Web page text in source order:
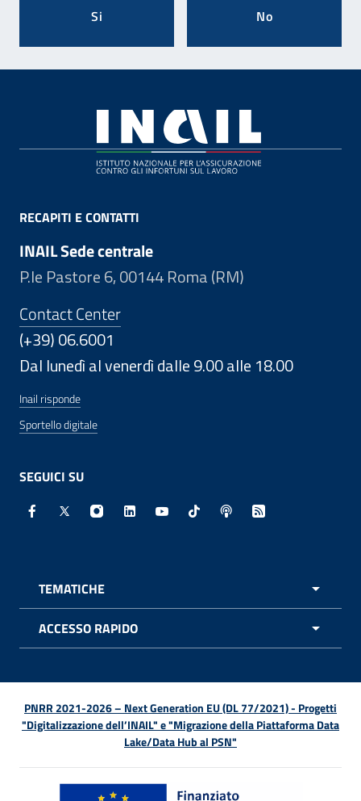
Si No
RECAPITI E CONTATTI
INAIL Sede centrale
P.le Pastore 6, 00144 Roma (RM)
Contact Center
(+39) 06.6001
Dal lunedì al venerdì dalle 9.00 alle 18.00
Inail risponde
Sportello digitale
SEGUICI SU
Facebook - Sito esterno - Apertura in nuova finestra
X - Sito esterno - Apertura in nuova finestra
Instagram - Sito esterno - Apertura in
Linkedin - Sito esterno - Apertura in
Youtube - Sito esterno -
TikTok - Sito esterno -
Spreaker - Sito
Feed RSS -
TEMATICHE
ACCESSO RAPIDO
PNRR 2021-2026 – Next Generation EU (DL 77/2021) - Progetti
"Digitalizzazione dell’INAIL" e "Migrazione della Piattaforma Data
Lake/Data Hub al PSN"